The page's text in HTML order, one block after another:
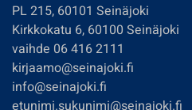
PL 215, 60101 Seinäjoki
Kirkkokatu 6, 60100 Seinäjoki
vaihde 06 416 2111
kirjaamo@seinajoki.fi
info@seinajoki.fi
etunimi.sukunimi@seinajoki.fi